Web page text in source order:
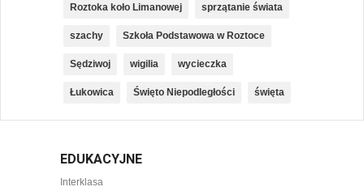
Roztoka koło Limanowej sprzątanie świata
szachy Szkoła Podstawowa w Roztoce
Sędziwoj wigilia wycieczka
Łukowica Święto Niepodległości święta
EDUKACYJNE
Interklasa